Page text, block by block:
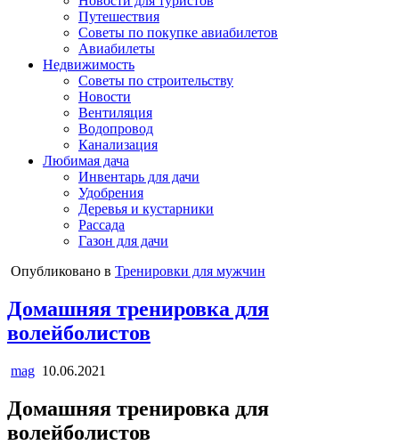
Путешествия
Советы по покупке авиабилетов
Авиабилеты
Недвижимость
Советы по строительству
Новости
Вентиляция
Водопровод
Канализация
Любимая дача
Инвентарь для дачи
Удобрения
Деревья и кустарники
Рассада
Газон для дачи
Опубликовано в Тренировки для мужчин
Домашняя тренировка для
волейболистов
mag 10.06.2021
Домашняя тренировка для
волейболистов